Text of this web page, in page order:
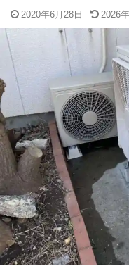
2020年6月28日 2026